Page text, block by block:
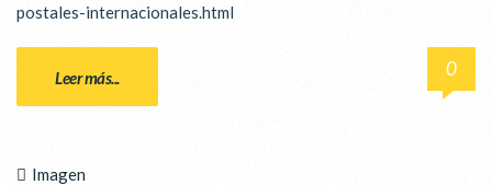
postales-internacionales.html
Leer más... 0
Imagen